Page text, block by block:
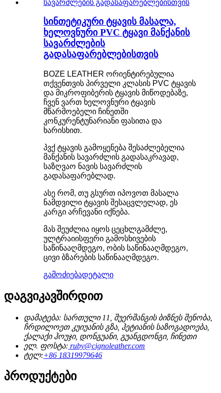
სინთეტიკური ტყავის მასალა,
ხელოვნური PVC ტყავი მანქანის
სავარძლების
გადასაფარებლებისთვის
BOZE LEATHER ორიენტირებულია
თქვენთვის პირველი კლასის PVC ტყავის
და მიკროფიბერის ტყავის მიწოდებაზე,
ჩვენ ვართ ხელოვნური ტყავის
მწარმოებელი ჩინეთში
კონკურენტუნარიანი ფასითა და
ხარისხით.
პვქ ტყავის გამოყენება შესაძლებელია
მანქანის სავარძლის გადასაკრავად,
საზღვაო ნავის სავარძლის
გადასაფარებლად.
ასე რომ, თუ გსურთ იპოვოთ მასალა
ნამდვილი ტყავის შესაცვლელად, ეს
კარგი არჩევანი იქნება.
მას შეუძლია იყოს ცეცხლგამძლე,
ულტრაიისფერი გამოსხივების
საწინააღმდეგო, ობის საწინააღმდეგო,
ცივი ბზარების საწინააღმდეგო.
გამოძიებადეტალი
დაგვიკავშირდით
დამატება: სართული 11, შუერშანგის ბიზნეს შენობა,
ჩრდილოეთ კუიუანის გზა, ჰეტიანის საზოგადოება,
ქალაქი ჰოუჯი, დონგუანი, გუანგდონგი, ჩინეთი
ელ. ფოსტა: ruby@cignoleather.com
ტელ:+86 18319979646
პროდუქტები